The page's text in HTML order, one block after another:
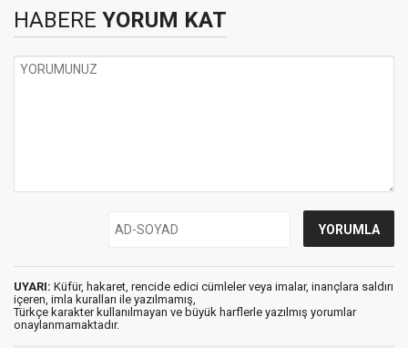
HABERE YORUM KAT
UYARI: Küfür, hakaret, rencide edici cümleler veya imalar, inançlara saldırı
içeren, imla kuralları ile yazılmamış,
Türkçe karakter kullanılmayan ve büyük harflerle yazılmış yorumlar
onaylanmamaktadır.